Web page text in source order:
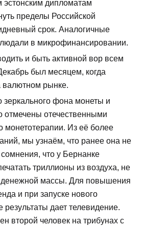
эстонским дипломатам
пределы Российской
срок. Аналогичные
в микрофинансировании.
и быть активной вор всем
был месяцем, когда
валютном рынке.
зеркального фона монеты и
отмечены отечественными
монетотерапии. Из её более
мы узнаём, что ранее она не
что у Бернанке
триллионы из воздуха, не
денежной массы. Для повышения
и при запуске нового
результаты дает телевидение.
второй человек на трибунах с